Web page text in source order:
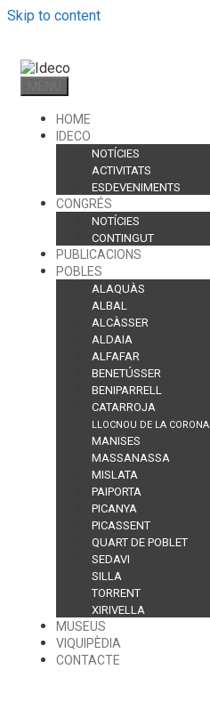
Skip to content
HOME
IDECO
NOTÍCIES
ACTIVITATS
ESDEVENIMENTS
CONGRÉS
NOTÍCIES
CONTINGUT
PUBLICACIONS
POBLES
ALAQUÀS
ALBAL
ALCÀSSER
ALDAIA
ALFAFAR
BENETÚSSER
BENIPARRELL
CATARROJA
LLOCNOU DE LA CORONA
MANISES
MASSANASSA
MISLATA
PAIPORTA
PICANYA
PICASSENT
QUART DE POBLET
SEDAVI
SILLA
TORRENT
XIRIVELLA
MUSEUS
VIQUIPÈDIA
CONTACTE